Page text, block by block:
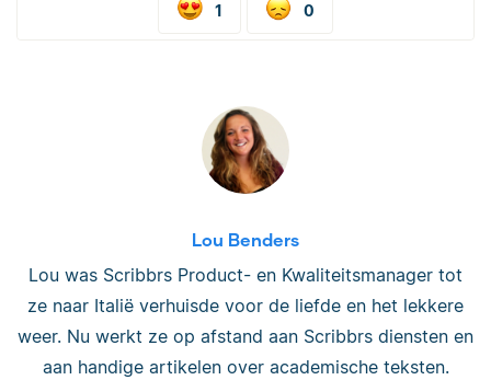
1 0
Lou Benders
Lou was Scribbrs Product- en Kwaliteitsmanager tot
ze naar Italië verhuisde voor de liefde en het lekkere
weer. Nu werkt ze op afstand aan Scribbrs diensten en
aan handige artikelen over academische teksten.